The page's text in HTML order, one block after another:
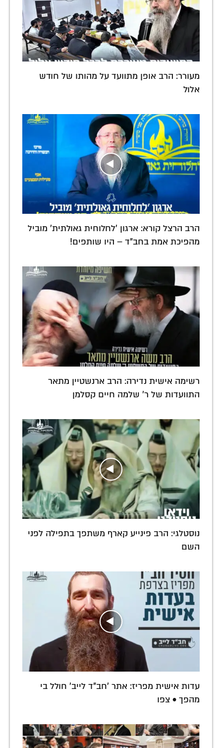
מעורר: הרב אופן מתוועד על מהותו של חודש
אלול
הרב הרצל קורא: ארגון 'לחלוחית גאולתית' מוביל
מהפיכת אמת בחב"ד – היו שותפים!
רשימה אישית נדירה: הרב ארנשטיין מתאר
התוועדות של ר' שלמה חיים קסלמן
נוסטלגי: הרב פינייע קארף משתפך בתפילה לפני
השם
עדות אישית מפריז: אתר 'חב"ד לייב' חולל בי
מהפך • צפו